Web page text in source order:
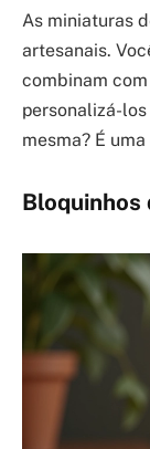
As miniaturas
artesanais.
combinam
personalizá-
mesma? É
Bloquinhos